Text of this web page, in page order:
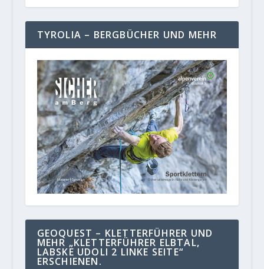
TYROLIA – BERGBÜCHER UND MEHR
GEOQUEST – KLETTERFÜHRER UND
MEHR „KLETTERFÜHRER ELBTAL,
LABSKE UDOLI 2 LINKE SEITE“
ERSCHIENEN.